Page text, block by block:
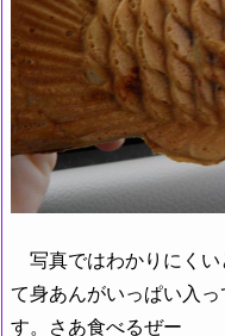
写真ではわかりにくい
て身あんがいっぱい入
す。さあ食べるぜー